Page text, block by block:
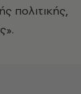
πολιτικής,